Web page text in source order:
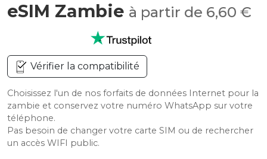
eSIM Zambie à partir de 6,60 €
Vérifier la compatibilité
Choisissez l'un de nos forfaits de données Internet pour la
zambie et conservez votre numéro WhatsApp sur votre
téléphone.
Pas besoin de changer votre carte SIM ou de rechercher
un accès WIFI public.